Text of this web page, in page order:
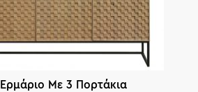
Ερμάριο Με 3 Πορτάκια